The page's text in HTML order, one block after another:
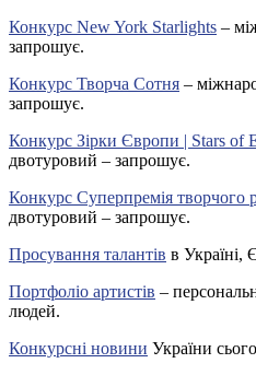
Конкурс New York Starlights –
запрошує.
Конкурс Творча Сотня –
запрошує.
Конкурс Зірки Європи | Stars of
двотуровий – запрошує.
Конкурс Суперпремія творчого
двотуровий – запрошує.
Просування талантів в Україні,
Портфоліо артистів –
людей.
Конкурсні новини України